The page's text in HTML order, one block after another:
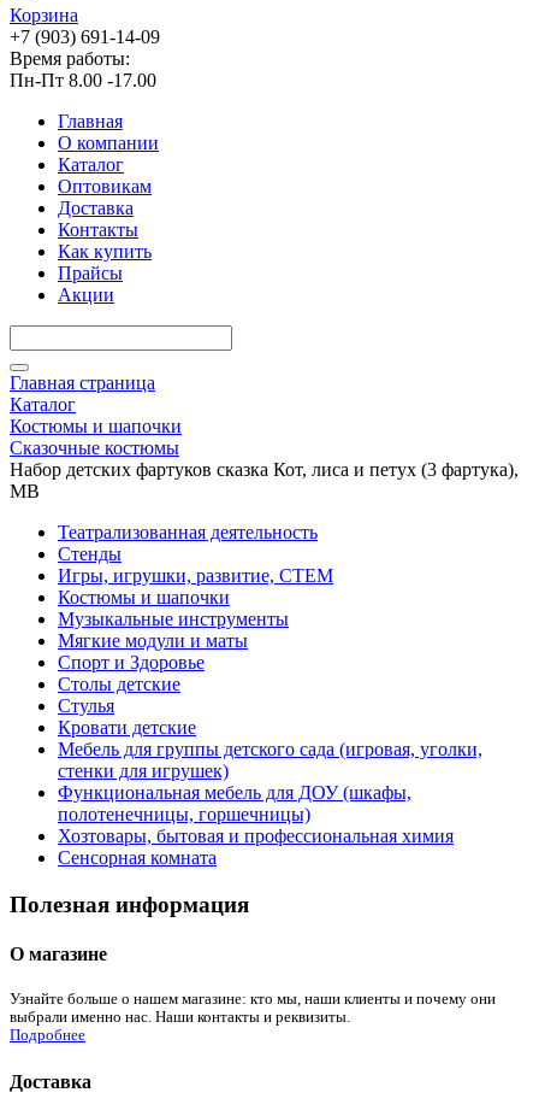
Корзина
+7 (903) 691-14-09
Время работы:
Пн-Пт 8.00 -17.00
Главная
О компании
Каталог
Оптовикам
Доставка
Контакты
Как купить
Прайсы
Акции
Главная страница
Каталог
Костюмы и шапочки
Сказочные костюмы
Набор детских фартуков сказка Кот, лиса и петух (3 фартука),
МВ
Театрализованная деятельность
Стенды
Игры, игрушки, развитие, СТЕМ
Костюмы и шапочки
Музыкальные инструменты
Мягкие модули и маты
Спорт и Здоровье
Столы детские
Стулья
Кровати детские
Мебель для группы детского сада (игровая, уголки,
стенки для игрушек)
Функциональная мебель для ДОУ (шкафы,
полотенечницы, горшечницы)
Хозтовары, бытовая и профессиональная химия
Сенсорная комната
Полезная информация
О магазине
Узнайте больше о нашем магазине: кто мы, наши клиенты и почему они
выбрали именно нас. Наши контакты и реквизиты.
Подробнее
Доставка